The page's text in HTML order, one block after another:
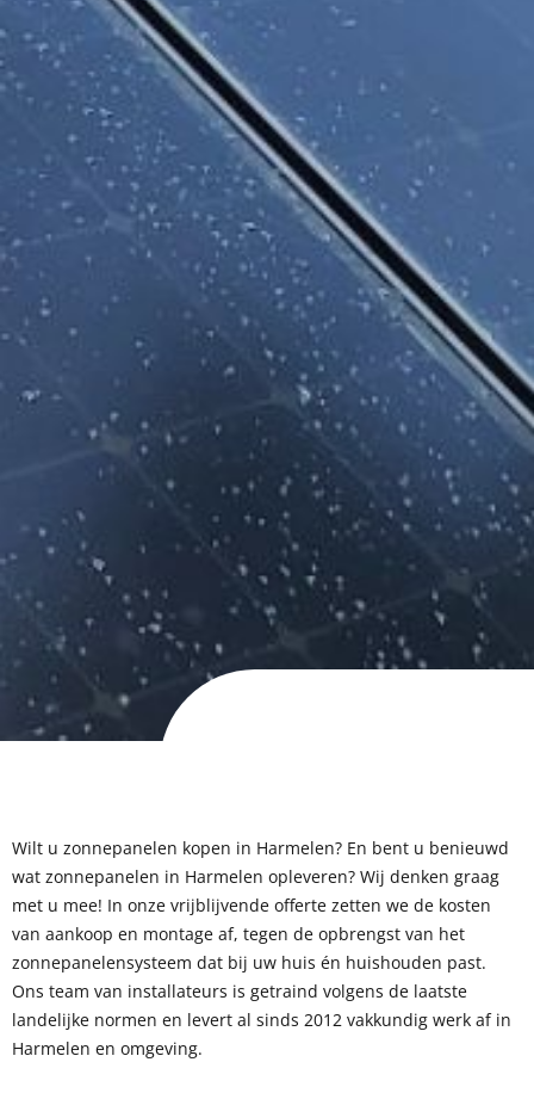
Wilt u zonnepanelen kopen in Harmelen? En bent u benieuwd
wat zonnepanelen in Harmelen opleveren? Wij denken graag
met u mee! In onze vrijblijvende offerte zetten we de kosten
van aankoop en montage af, tegen de opbrengst van het
zonnepanelensysteem dat bij uw huis én huishouden past.
Ons team van installateurs is getraind volgens de laatste
landelijke normen en levert al sinds 2012 vakkundig werk af in
Harmelen en omgeving.